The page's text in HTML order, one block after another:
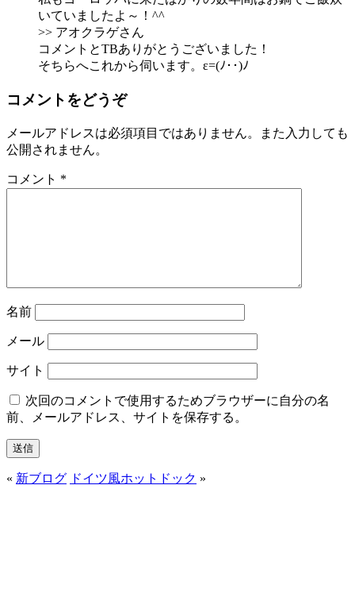
いていましたよ～！^^
>> アオクラゲさん
コメントとTBありがとうございました！
そちらへこれから伺います。ε=(ﾉ･･)ﾉ
コメントをどうぞ
メールアドレスは必須項目ではありません。また入力しても
公開されません。
コメント *
名前
メール
サイト
次回のコメントで使用するためブラウザーに自分の名
前、メールアドレス、サイトを保存する。
« 新ブログ ドイツ風ホットドック »